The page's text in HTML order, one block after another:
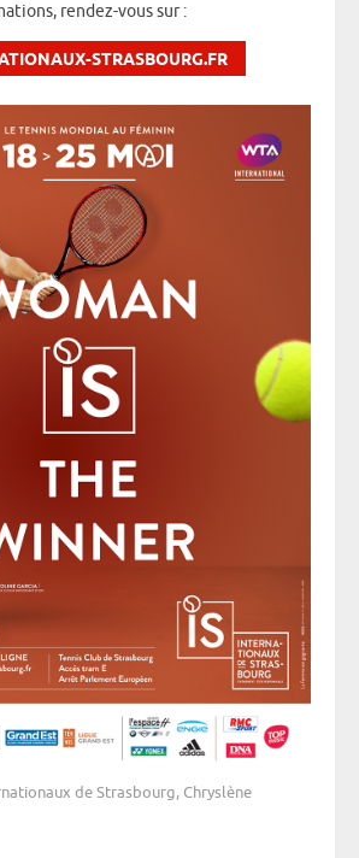
rendez-vous sur :
STRASBOURG.FR
de Strasbourg, Chryslène